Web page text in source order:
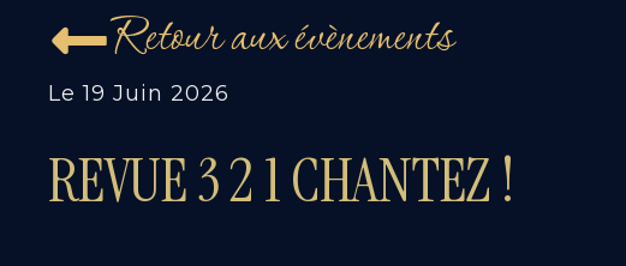
Retour aux évènements
Le19 Juin 2026
REVUE 3 2 1 CHANTEZ !